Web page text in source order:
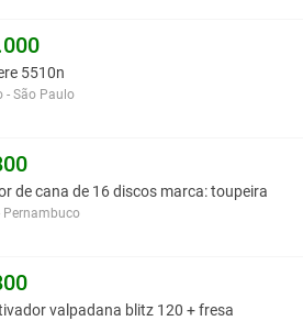
para pulverização do herbicida.
para 17 litros de água limpa, não
pela cotação deste item. Você acha que
5510n
- São Paulo
de cana de 16 discos marca: toupeira
Pernambuco
valpadana blitz 120 + fresa